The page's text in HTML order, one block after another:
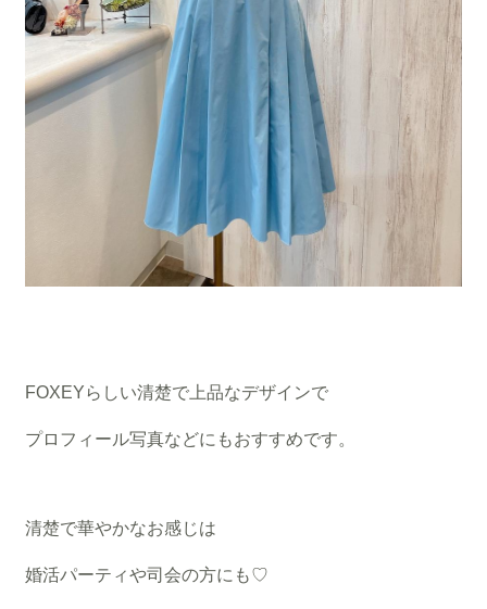
FOXEYらしい清楚で上品なデザインで
プロフィール写真などにもおすすめです。
清楚で華やかなお感じは
婚活パーティや司会の方にも♡